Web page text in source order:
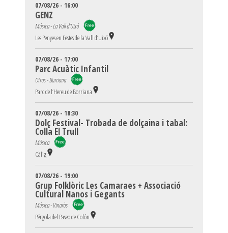
07/08/26 - 16:00
GENZ
Música - La Vall d'Uixó
Les Penyes en Festes de la Vall d’Uixó
07/08/26 - 17:00
Parc Acuàtic Infantil
Otros - Burriana
Parc de l’Hereu de Borriana
07/08/26 - 18:30
Dolç Festival- Trobada de dolçaina i tabal:
Colla El Trull
Música
Càlig
07/08/26 - 19:00
Grup Folklòric Les Camaraes + Associació
Cultural Nanos i Gegants
Música - Vinaròs
Pérgola del Paseo de Colón